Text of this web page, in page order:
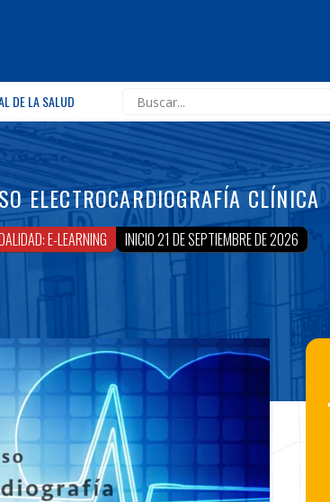
DE LA SALUD
ELECTROCARDIOGRAFÍA CLÍNICA
E-LEARNING INICIO 21 DE SEPTIEMBRE DE 2026